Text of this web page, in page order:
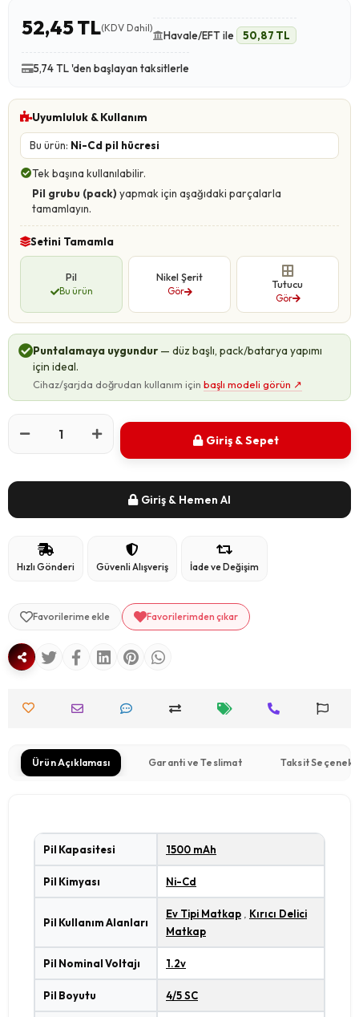
52,45 TL(KDV Dahil)
Havale/EFT ile 50,87 TL
5,74 TL 'den başlayan taksitlerle
Uyumluluk & Kullanım
Bu ürün: Ni-Cd pil hücresi
Tek başına kullanılabilir.
Pil grubu (pack) yapmak için aşağıdaki parçalarla
tamamlayın.
Setini Tamamla
Pil
Bu ürün
Nikel Şerit
Gör
Tutucu
Gör
Puntalamaya uygundur — düz başlı, pack/batarya yapımı
için ideal.
Cihaz/şarjda doğrudan kullanım için başlı modeli görün ↗
Giriş & Sepet
Giriş & Hemen Al
Hızlı Gönderi Güvenli Alışveriş İade ve Değişim
Favorilerime ekle Favorilerimden çıkar
Ürün Açıklaması Garanti ve Teslimat Taksit
Pil Kapasitesi 1500 mAh
Pil Kimyası Ni-Cd
Pil Kullanım Alanları
Ev Tipi Matkap
Kırıcı Delici
Matkap
Pil Nominal Voltajı 1.2v
Pil Boyutu 4/5 SC